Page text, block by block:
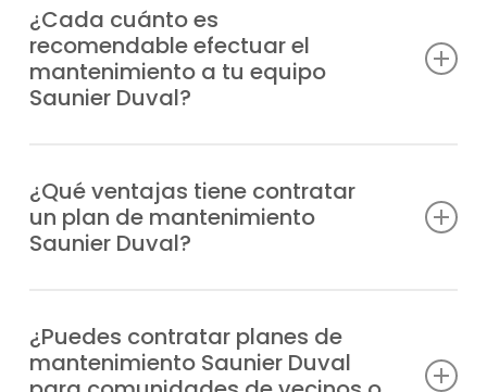
¿Cada cuánto es
recomendable efectuar el
mantenimiento a tu equipo
Saunier Duval?
una vez al año, aunque la frecuencia puede
depender del uso que reciba el sistema y
de la puesta a punto que desees.
¿Qué ventajas tiene contratar
un plan de mantenimiento
Saunier Duval?
especializados en caso de incidencia,
alargas la durabilidad de tu sistema,
¿Puedes contratar planes de
mantenimiento Saunier Duval